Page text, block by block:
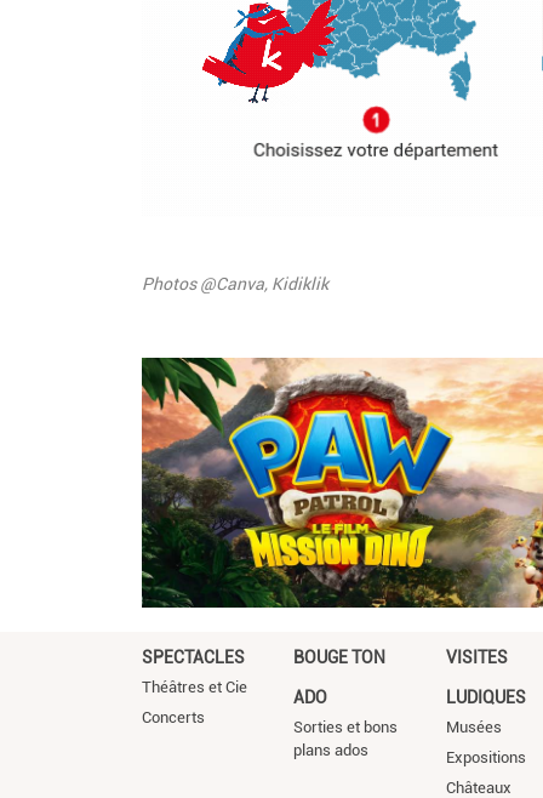
Description
Photos @Canva, Kidiklik
SPECTACLES
Théâtres et Cie
Concerts
BOUGE TON
ADO
Sorties et bons
plans ados
VISITES
LUDIQUES
Musées
Expositions
Châteaux